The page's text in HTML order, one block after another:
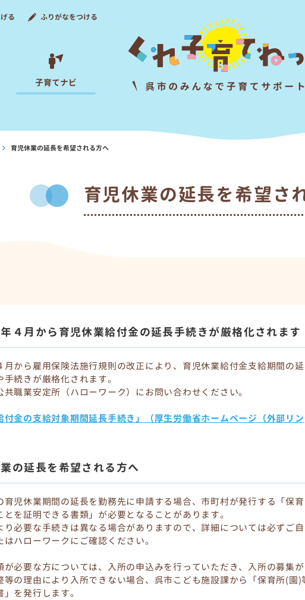
る ふりがなをつける
子育てナビ
育児休業の延長を希望される方へ
育児休業の延長を希望さ
４月から育児休業給付金の延長手続きが厳格化されます
月から雇用保険法施行規則の改正により、育児休業給付金支給期間の
手続きが厳格化されます。
職業安定所（ハローワーク）にお問い合わせください。
付金の支給対象期間延長手続き」（厚生労働省ホームページ（外部リン
の延長を希望される方へ
育児休業期間の延長を勤務先に申請する場合、市町村が発行する「保
とを証明できる書類」が必要となることがあります。
必要な手続きは異なる場合がありますので、詳細については必ずご
はハローワークにご確認ください。
が必要な方については、入所の申込みを行っていただき、入所の募集
等の理由により入所できない場合、呉市こども施設課から「保育所(園)
を発行します。